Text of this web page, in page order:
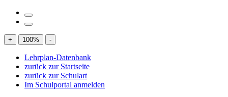
+ 100% -
Lehrplan-Datenbank
zurück zur Startseite
zurück zur Schulart
Im Schulportal anmelden